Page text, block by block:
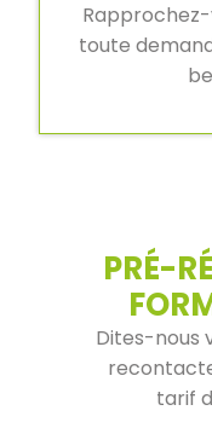
toute
PRÉ-
Dites-nous
tarif